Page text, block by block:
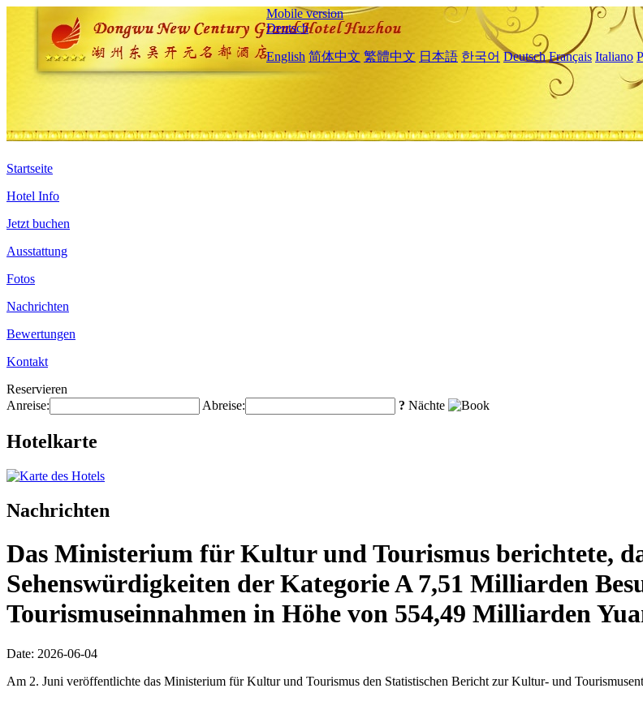
Mobile version
Deutsch
English 简体中文 繁體中文 日本語 한국어 Deutsch Français Italiano
Startseite
Hotel Info
Jetzt buchen
Ausstattung
Fotos
Nachrichten
Bewertungen
Kontakt
Reservieren
Anreise:
Abreise: ? Nächte
Hotelkarte
Nachrichten
Das Ministerium für Kultur und Tourismus berichtete,
Sehenswürdigkeiten der Kategorie A 7,51 Milliarden
Tourismuseinnahmen in Höhe von 554,49 Milliarden
Date: 2026-06-04
Am 2. Juni veröffentlichte das Ministerium für Kultur und Tourismus den Statistischen Bericht zur Kultur- und